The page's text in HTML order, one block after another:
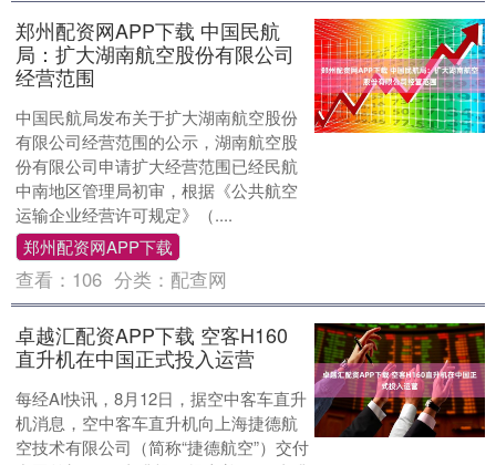
郑州配资网APP下载 中国民航
局：扩大湖南航空股份有限公司
经营范围
中国民航局发布关于扩大湖南航空股份
有限公司经营范围的公示，湖南航空股
份有限公司申请扩大经营范围已经民航
中南地区管理局初审，根据《公共航空
运输企业经营许可规定》（....
郑州配资网APP下载
查看： 106 分类： 配查网
卓越汇配资APP下载 空客H160
直升机在中国正式投入运营
每经AI快讯，8月12日，据空中客车直升
机消息，空中客车直升机向上海捷德航
空技术有限公司（简称“捷德航空”）交付